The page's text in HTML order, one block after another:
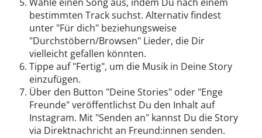
bestimmten Track suchst. Alternativ findest
unter "Für dich" beziehungsweise
"Durchstöbern/Browsen" Lieder, die Dir
vielleicht gefallen könnten.
Tippe auf "Fertig", um die Musik in Deine Story
einzufügen.
Über den Button "Deine Stories" oder "Enge
Freunde" veröffentlichst Du den Inhalt auf
Instagram. Mit "Senden an" kannst Du die Story
via Direktnachricht an Freund:innen senden.